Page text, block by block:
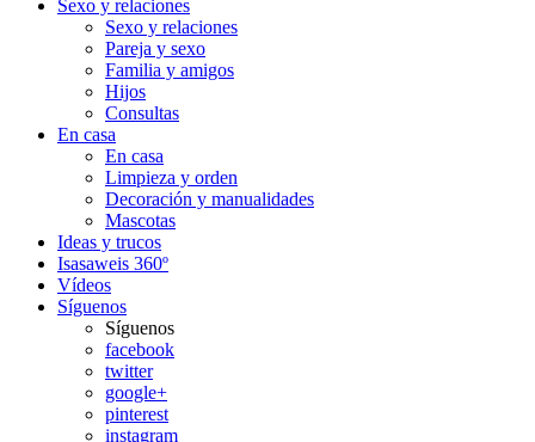
Sexo y relaciones
Sexo y relaciones
Pareja y sexo
Familia y amigos
Hijos
Consultas
En casa
En casa
Limpieza y orden
Decoración y manualidades
Mascotas
Ideas y trucos
Isasaweis 360º
Vídeos
Síguenos
Síguenos
facebook
twitter
google+
pinterest
instagram